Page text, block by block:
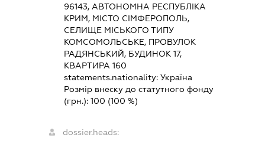
96143, АВТОНОМНА РЕСПУБЛІКА
КРИМ, МІСТО СІМФЕРОПОЛЬ,
СЕЛИЩЕ МІСЬКОГО ТИПУ
КОМСОМОЛЬСЬКЕ, ПРОВУЛОК
РАДЯНСЬКИЙ, БУДИНОК 17,
КВАРТИРА 160
statements.nationality: Україна
Розмір внеску до статутного фонду
(грн.): 100 (100 %)
dossier.heads: